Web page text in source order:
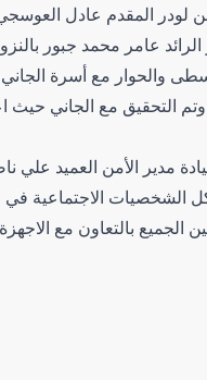
لودر المقدم عادل
عامر محمد جبور
مع أسرة الجاني
التحقيق مع الجاني حيث
مدير الأمن العميد
الشخصيات الاجتماعية
الجميع بالتعاون مع